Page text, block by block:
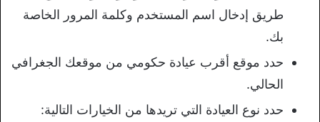
طريق إدخال اسم المستخدم وكلمة المرور الخاصة
بك.
حدد موقع أقرب عيادة حكومي من موقعك الجغرافي
الحالي.
حدد نوع العيادة التي تريدها من الخيارات التالية: